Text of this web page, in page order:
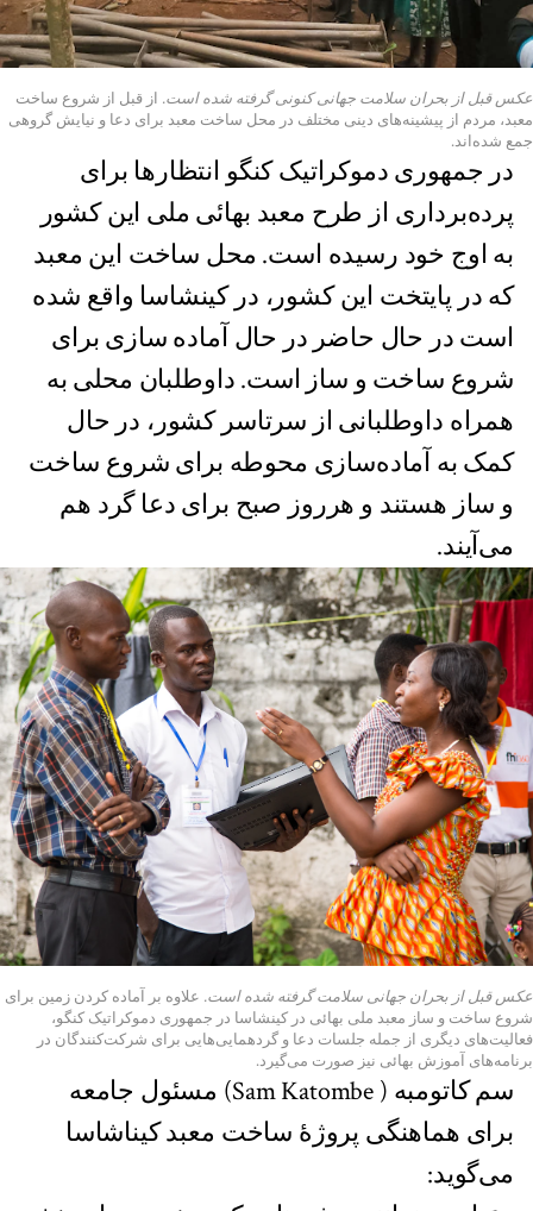
عکس قبل از بحران سلامت جهانی کنونی گرفته شده است. از قبل از شروع ساخت
معبد، مردم از پیشینه‌های دینی مختلف در محل ساخت معبد برای دعا و نیایش گروهی
جمع شده‌اند.
در جمهوری دموکراتیک کنگو انتظارها برای
پرده‌برداری از طرح معبد بهائی ملی این کشور
به اوج خود رسیده است. محل ساخت این معبد
که در پایتخت این کشور، در کینشاسا واقع شده
است در حال حاضر در حال آماده سازی برای
شروع ساخت و ساز است. داوطلبان محلی به
همراه داوطلبانی از سرتاسر کشور، در حال
کمک به آماده‌سازی محوطه برای شروع ساخت
و ساز هستند و هرروز صبح برای دعا گرد هم
می‌آیند.
عکس قبل از بحران جهانی سلامت گرفته شده است. علاوه بر آماده کردن زمین برای
شروع ساخت و ساز معبد ملی بهائی در کینشاسا در جمهوری دموکراتیک کنگو،
فعالیت‌های دیگری از جمله جلسات دعا و گردهمایی‌هایی برای شرکت‌کنندگان در
برنامه‌های آموزش بهائی نیز صورت می‌گیرد.
سم کاتومبه ( Sam Katombe) مسئول جامعه
برای هماهنگی پروژهٔ ساخت معبد کیناشاسا
می‌گوید: